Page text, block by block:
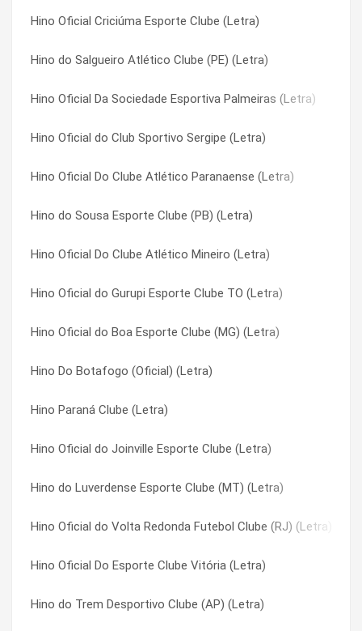
Hino Oficial Criciúma Esporte Clube (Letra)
Hino do Salgueiro Atlético Clube (PE) (Letra)
Hino Oficial Da Sociedade Esportiva Palmeiras (Letra)
Hino Oficial do Club Sportivo Sergipe (Letra)
Hino Oficial Do Clube Atlético Paranaense (Letra)
Hino do Sousa Esporte Clube (PB) (Letra)
Hino Oficial Do Clube Atlético Mineiro (Letra)
Hino Oficial do Gurupi Esporte Clube TO (Letra)
Hino Oficial do Boa Esporte Clube (MG) (Letra)
Hino Do Botafogo (Oficial) (Letra)
Hino Paraná Clube (Letra)
Hino Oficial do Joinville Esporte Clube (Letra)
Hino do Luverdense Esporte Clube (MT) (Letra)
Hino Oficial do Volta Redonda Futebol Clube (RJ) (Letra)
Hino Oficial Do Esporte Clube Vitória (Letra)
Hino do Trem Desportivo Clube (AP) (Letra)
Hino Oficial do Globo Futebol Clube RN (Letra)
Hino Oficial do Parnahyba Sport Club PI (Letra)
Hino da Associação Cultural e Desportiva Potiguar de
Hino do Maranhão Atlético Clube (MA) (Letra)
Hino do River Atlético Clube (PI) (Letra)
Hino Oficial do Guarany Futebol Clube (Bagé) (Letra)
Hino Associação Atlética de Altos (Letra)
Hino Oficial São Raimundo (RR) (Letra)
Hino do Sport Club Genus de Porto Velho (RO) (Letra)
Hino Oficial do São Francisco Futebol Clube PA (Letra)
Hino do Rio Branco (AC) (Letra)
Hino do Esporte Clube Baré (RR) (Letra)
Hino Oficial do Fast Clube (AM) (Letra)
Hino Oficial do Gurupi Esporte Clube TO (Letra)
Hino do São Raimundo (PA) (Letra)
Hino Oficial do Real Ariquemes (Letra)
Hino do Náutico (Letra)
Hino do Oeste Futebol Clube (SP) (Letra)
Hino do Rio Branco (AC) (Letra)
Hino do River Atlético Clube (PI) (Letra)
Hino do Salgueiro Atlético Clube (PE) (Letra)
Hino do São Raimundo (PA) (Letra)
Hino do Sociedade Esportiva Ypiranga Futebol Clube (Letra)
Hino do Sousa Esporte Clube (PB) (Letra)
Hino do Sport Club Genus de Porto Velho (RO) (Letra)
Hino do Tombense Futebol Clube ( Tombos / MG ) (Letra)
Hino do Trem Desportivo Clube (AP) (Letra)
Hino Guarani de Juazeiro (CE) (Letra)
Hino Londrina Esporte Clube (Letra)
Hino Oficial Atlético Acreano (Letra)
Hino Oficial Criciúma Esporte Clube (Letra)
Hino Oficial da Associação Atlética Anapolina (Letra)